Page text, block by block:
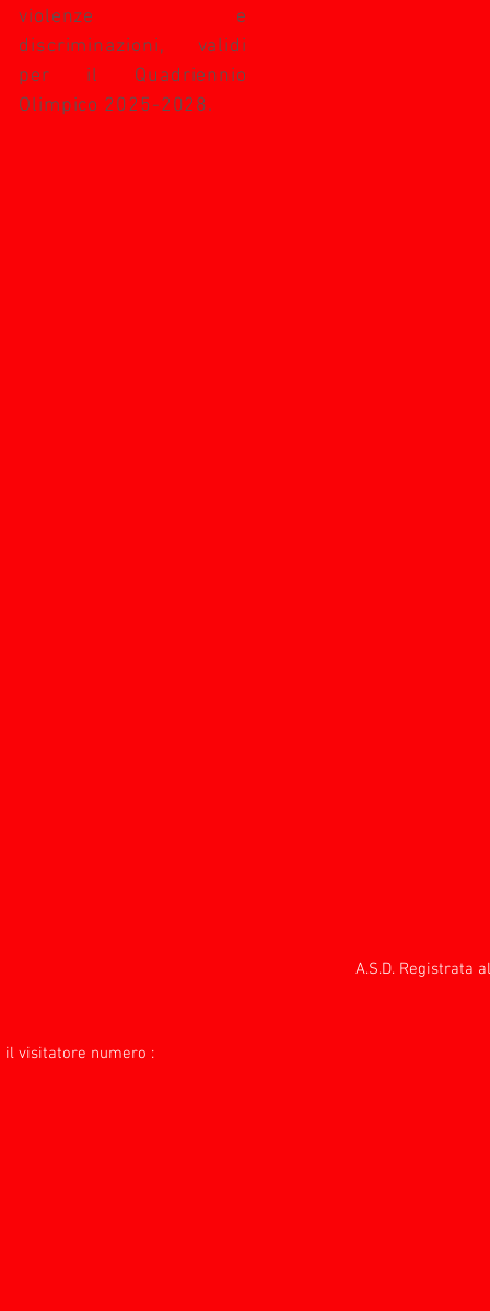
violenze e
discriminazioni, validi
per il Quadriennio
Olimpico 2025-2028.
A.S.D. Registrata
il visitatore numero :